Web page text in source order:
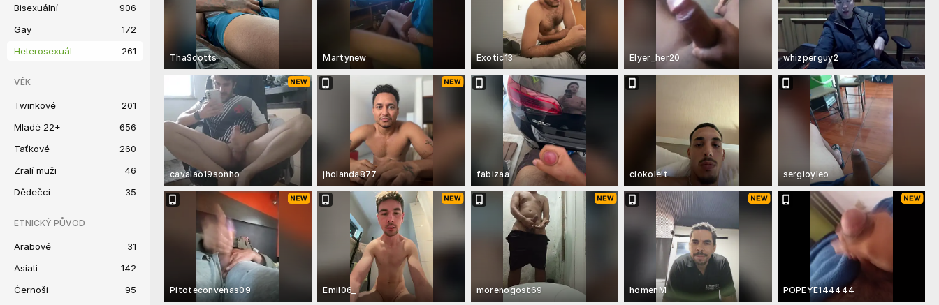
Bisexuální
906
Gay
172
Heterosexuál
261
VĚK
Twinkové
201
Mladé 22+
656
Taťkové
260
Zralí muži
46
Dědečci
35
ETNICKÝ PŮVOD
Arabové
31
Asiati
142
Černoši
95
ThaScotts Martynew Exotic13 Elyer_her20 whizperguy2
cavalao19sonho jholanda877 fabizaa ciokoleit sergioyleo
Pitoteconvenas09 Emil06_ morenogost69 homenM POPEYE144444